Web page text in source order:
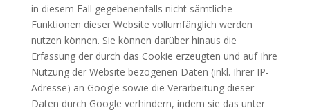
in diesem Fall gegebenenfalls nicht sämtliche
Funktionen dieser Website vollumfänglich werden
nutzen können. Sie können darüber hinaus die
Erfassung der durch das Cookie erzeugten und auf Ihre
Nutzung der Website bezogenen Daten (inkl. Ihrer IP-
Adresse) an Google sowie die Verarbeitung dieser
Daten durch Google verhindern, indem sie das unter